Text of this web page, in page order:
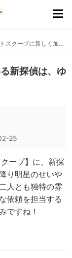
探偵!ナイトスクープに新しく加わる新探偵は、ゆりやんと霜降りせいやに決定！
新探偵は、ゆ
25
ープ】に、新探
り明星のせいや
人とも独特の雰
依頼を担当する
ですね！